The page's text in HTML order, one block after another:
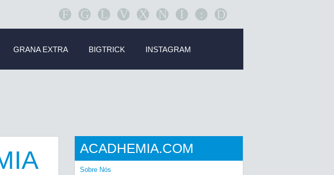
F G L V X N I : D
GRANA EXTRA BIGTRICK INSTAGRAM
ACADHEMIA.COM
Sobre Nós